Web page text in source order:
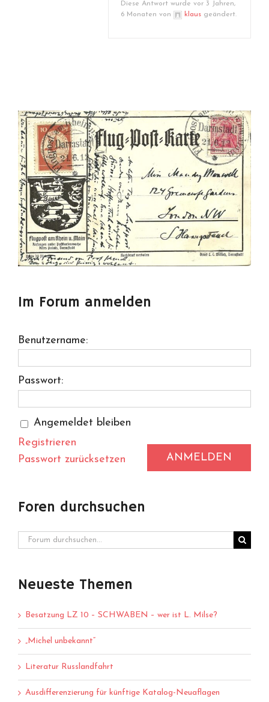
Diese Antwort wurde vor 3 Jahren,
6 Monaten von
klaus geändert.
Im Forum anmelden
Benutzername:
Passwort:
Angemeldet bleiben
ANMELDEN
Registrieren
Passwort zurücksetzen
Foren durchsuchen
Neueste Themen
Besatzung LZ 10 – SCHWABEN – wer ist L. Milse?
„Michel unbekannt“
Literatur Russlandfahrt
Ausdifferenzierung für künftige Katalog-Neuaflagen